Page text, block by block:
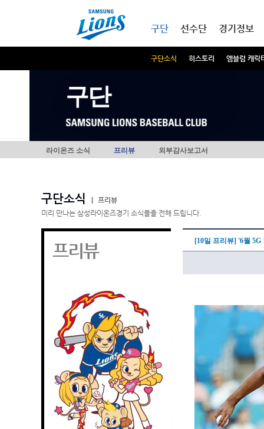
구단
구단소식 히스토리 엠블럼 캐릭
선수단 경기정보
구단
라이온즈 소식 프리뷰 외부감사보고서
구단소식
프리뷰
미리 만나는 삼성라이온즈경기 소식들을 전해 드립니다.
프리뷰 [10일 프리뷰] '6월